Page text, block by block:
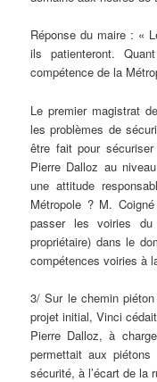
Réponse du maire : «
ils patienteront.
compétence de la
Le premier magistrat
les problèmes de
être fait pour
Pierre Dalloz au
une attitude
Métropole ? M.
passer les voiries
propriétaire) dans le
compétences voiries à
3/ Sur le chemin
projet initial, Vinci
Pierre Dalloz, à
permettait aux
sécurité, à l’écart de la